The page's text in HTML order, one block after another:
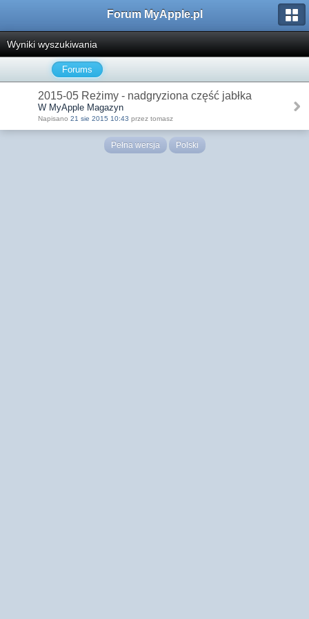
Forum MyApple.pl
Wyniki wyszukiwania
Forums
2015-05 Reżimy - nadgryziona część jabłka
W MyApple Magazyn
Napisano 21 sie 2015 10:43 przez tomasz
Pełna wersja Polski